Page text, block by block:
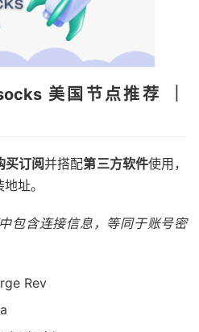
美国节点推荐 ｜
买订阅并搭配第三方软件使用，
址。
包含连接信息，等同于账号密
Rev